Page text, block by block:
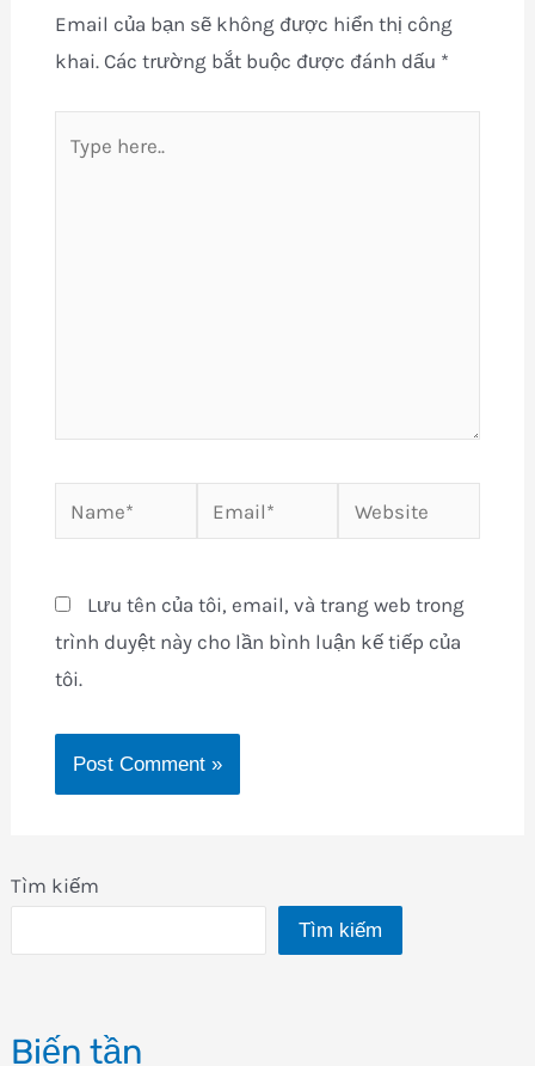
Tìm kiếm
Tìm kiếm
Biến tần
Email của bạn sẽ không được hiển thị công
khai. Các trường bắt buộc được đánh dấu *
here..
Email* Website
Lưu tên của tôi, email, và trang web trong
trình duyệt này cho lần bình luận kế tiếp của
tôi.